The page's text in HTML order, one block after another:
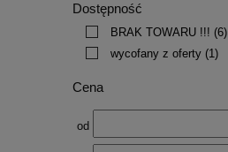
Dostępność
BRAK TOWARU !!! (6)
wycofany z oferty (1)
Cena
od